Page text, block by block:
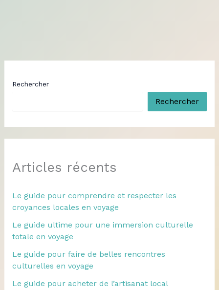
Rechercher
Rechercher
Articles récents
Le guide pour comprendre et respecter les
croyances locales en voyage
Le guide ultime pour une immersion culturelle
totale en voyage
Le guide pour faire de belles rencontres
culturelles en voyage
Le guide pour acheter de l’artisanat local